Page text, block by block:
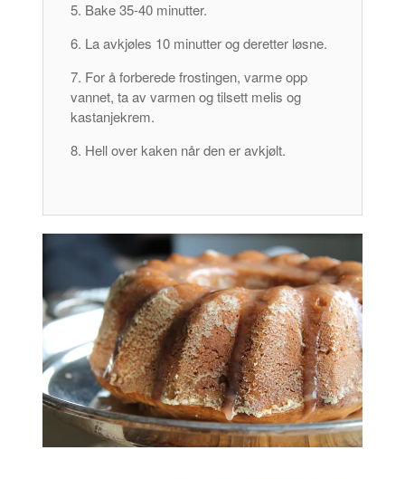
Bake 35-40 minutter.
La avkjøles 10 minutter og deretter løsne.
For å forberede frostingen, varme opp
vannet, ta av varmen og tilsett melis og
kastanjekrem.
Hell over kaken når den er avkjølt.